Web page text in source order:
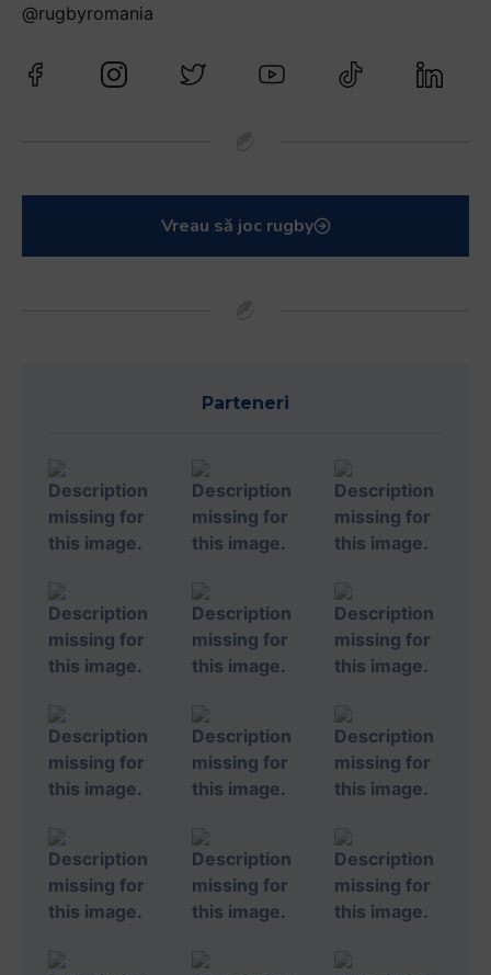
@rugbyromania
Vreau să joc rugby
Parteneri